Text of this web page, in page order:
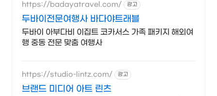
https://badayatravel.com/ 광고
두바이전문여행사 바다야트래블
두바이 아부다비 이집트 코카서스 가족 패키지 해외여
행 중동 전문 맞춤 여행사
https://studio-lintz.com/ 광고
브랜드 미디어 아트 린츠